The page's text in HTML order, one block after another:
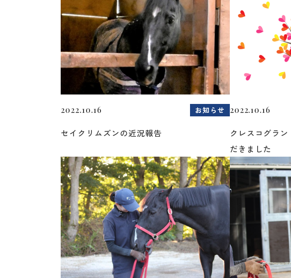
2022.10.16 お知らせ
セイクリムズンの近況報告
2022.10.16
クレスコグラ
だきました